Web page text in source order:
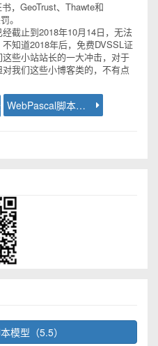
，GeoTrust、Thawte和
。
截止到2018年10月14日，无法
知道2018年后，免费DVSSL证
些小站站长的一大冲击，对于
我们这些小博客类的，不有点
WebPascal脚本模型2.6发布
模型（5.5）